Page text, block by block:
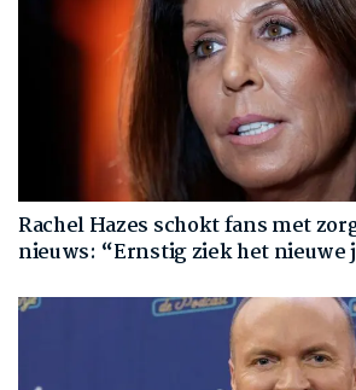
Rachel Hazes schokt fans met
nieuws: “Ernstig ziek het nieuwe